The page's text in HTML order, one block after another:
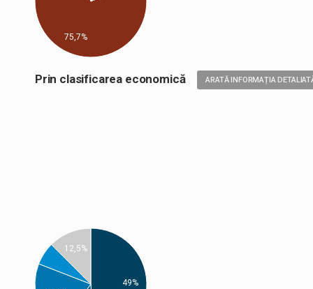
75,7%
Prin clasificarea economică ARATĂ INFORMAȚIA
49%
12,5%